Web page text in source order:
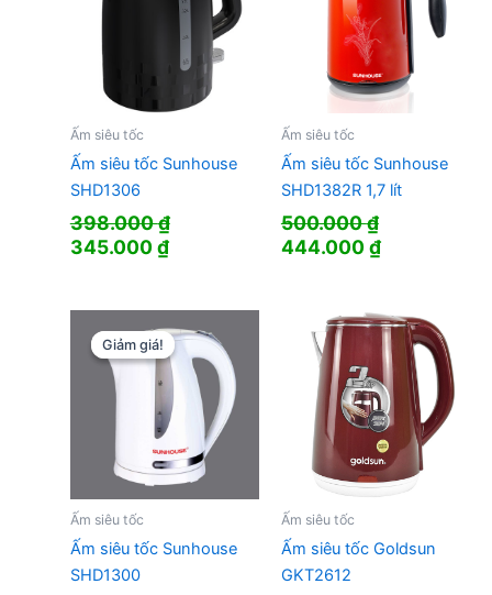
Ấm siêu tốc
Ấm siêu tốc Sunhouse
SHD1306
398.000₫
Giá
345.000₫Giá
345.000 ₫.
Ấm siêu tốc
Ấm siêu tốc Sunhouse
SHD1382R 1,7 lít
500.000₫
Giá
500.000 ₫.
444.000₫Giá
là:
444.000 ₫.
Giảm giá!
Giảm giá!
Ấm siêu tốc
Ấm siêu tốc Sunhouse
SHD1300
Ấm siêu tốc
Ấm siêu tốc Goldsun
GKT2612